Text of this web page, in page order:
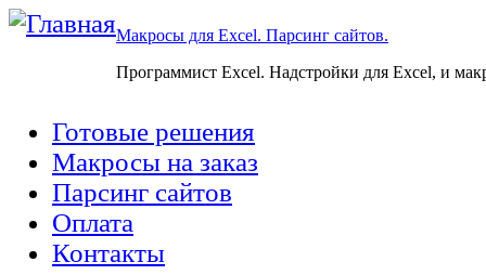
Макросы для Excel. Парсинг сайтов.
Программист Excel. Надстройки для Excel, и
Готовые решения
Макросы на заказ
Парсинг сайтов
Оплата
Контакты